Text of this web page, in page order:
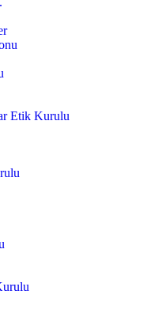
Etik Kurulu